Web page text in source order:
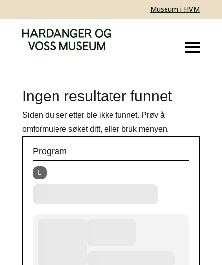
Museum i HVM
Ingen resultater funnet
Siden du ser etter ble ikke funnet. Prøv å
omformulere søket ditt, eller bruk menyen.
Program